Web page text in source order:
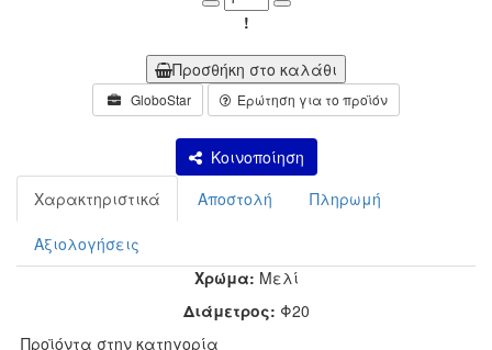
Minus
Plus
!
Προσθήκη στο καλάθι
GloboStar Ερώτηση για το προϊόν
Κοινοποίηση
Χαρακτηριστικά
Αποστολή Πληρωμή
Αξιολογήσεις
Χρώμα: Μελί
Διάμετρος: Φ20
Προϊόντα στην κατηγορία